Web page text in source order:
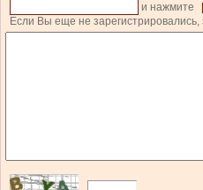
и нажмите
Если Вы еще не зарегистрировались,